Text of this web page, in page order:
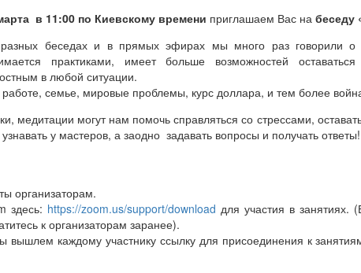
в 11:00 по Киевскому времени приглашаем Вас на беседу
беседах и в прямых эфирах мы много раз говорили о
практиками, имеет больше возможностей
в любой ситуации.
семье, мировые проблемы, курс доллара, и тем более
медитации могут нам помочь справляться со стрессами,
у мастеров, а заодно задавать вопросы и получать ответы!
организаторам.
здесь: https://zoom.us/support/download для участия в занятиях.
к организаторам заранее).
вышлем каждому участнику ссылку для присоединения к